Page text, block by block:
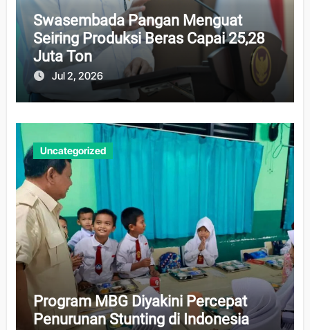
Swasembada Pangan Menguat
Seiring Produksi Beras Capai 25,28
Juta Ton
Jul 2, 2026
Uncategorized
Program MBG Diyakini Percepat
Penurunan Stunting di Indonesia